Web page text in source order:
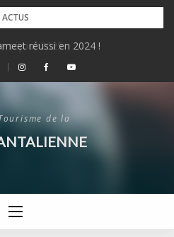
ACTUS
séjour 2025
réussi en 2024 !
de la